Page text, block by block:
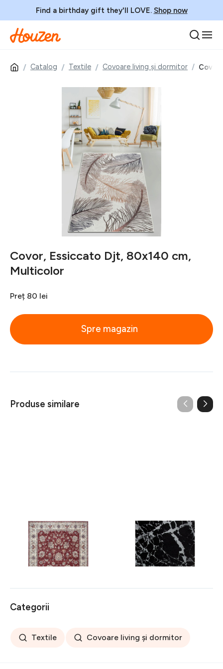
Find a birthday gift they'll LOVE. Shop now
Catalog Textile Covoare living și dormitor
Covor, Essiccato Djt, 80x140 cm,
Multicolor
Preț 80 lei
Spre magazin
Produse similare
Covor rezistent Eko, ALT
05 - Red, Ivory, 100%
poliester, 80 x 150 cm
256 lei
Covor rezistent SM 21 -
Black, Silver XW, 80x300
441 lei
Categorii
Textile Covoare living și dormitor